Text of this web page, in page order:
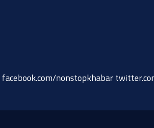
facebook.com/nonstopkhabar